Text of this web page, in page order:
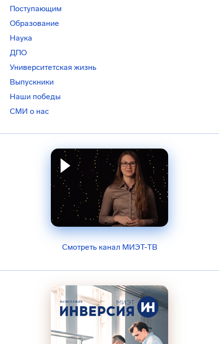
Поступающим
Образование
Наука
ДПО
Университетская жизнь
Выпускники
Наши победы
СМИ о нас
Смотреть канал МИЭТ-ТВ